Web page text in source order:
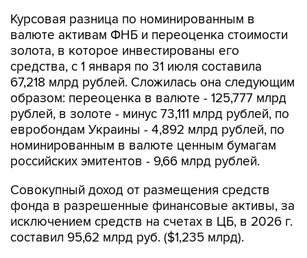
Курсовая разница по номинированным в
валюте активам ФНБ и переоценка стоимости
золота, в которое инвестированы его
средства, с 1 января по 31 июля составила
67,218 млрд рублей. Сложилась она следующим
образом: переоценка в валюте - 125,777 млрд
рублей, в золоте - минус 73,111 млрд рублей, по
евробондам Украины - 4,892 млрд рублей, по
номинированным в валюте ценным бумагам
российских эмитентов - 9,66 млрд рублей.
Совокупный доход от размещения средств
фонда в разрешенные финансовые активы, за
исключением средств на счетах в ЦБ, в 2026 г.
составил 95,62 млрд руб. ($1,235 млрд).